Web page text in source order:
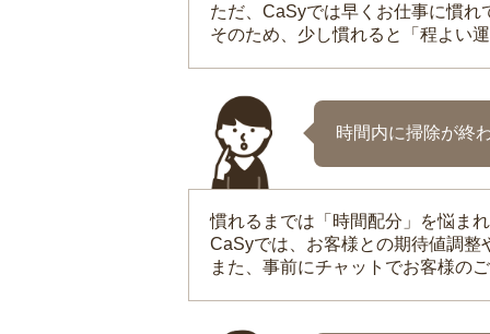
ただ、CaSyでは早くお仕事に慣れ
そのため、少し慣れると「程よい
時間内に掃除が終
慣れるまでは「時間配分」を悩ま
CaSyでは、お客様との期待値調整
また、事前にチャットでお客様の